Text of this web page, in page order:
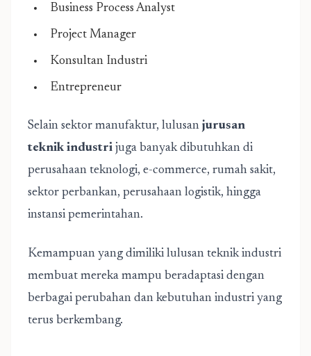
Business Process Analyst
Project Manager
Konsultan Industri
Entrepreneur
Selain sektor manufaktur, lulusan jurusan
teknik industri juga banyak dibutuhkan di
perusahaan teknologi, e-commerce, rumah sakit,
sektor perbankan, perusahaan logistik, hingga
instansi pemerintahan.
Kemampuan yang dimiliki lulusan teknik industri
membuat mereka mampu beradaptasi dengan
berbagai perubahan dan kebutuhan industri yang
terus berkembang.